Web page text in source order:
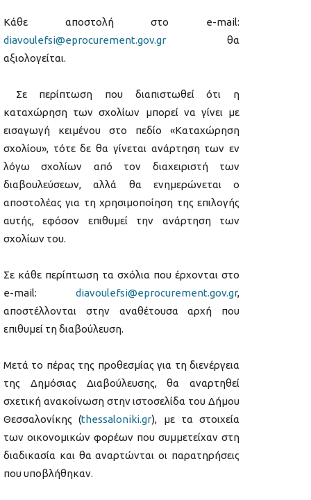
Κάθε αποστολή στο e-mail:
diavoulefsi@eprocurement.gov.gr θα
αξιολογείται.
Σε περίπτωση που διαπιστωθεί ότι η
καταχώρηση των σχολίων μπορεί να γίνει με
εισαγωγή κειμένου στο πεδίο «Καταχώρηση
σχολίου», τότε δε θα γίνεται ανάρτηση των εν
λόγω σχολίων από τον διαχειριστή των
διαβουλεύσεων, αλλά θα ενημερώνεται ο
αποστολέας για τη χρησιμοποίηση της επιλογής
αυτής, εφόσον επιθυμεί την ανάρτηση των
σχολίων του.
Σε κάθε περίπτωση τα σχόλια που έρχονται στο
e-mail: diavoulefsi@eprocurement.gov.gr,
αποστέλλονται στην αναθέτουσα αρχή που
επιθυμεί τη διαβούλευση.
Μετά το πέρας της προθεσμίας για τη διενέργεια
της Δημόσιας Διαβούλευσης, θα αναρτηθεί
σχετική ανακοίνωση στην ιστοσελίδα του Δήμου
Θεσσαλονίκης (thessaloniki.gr), με τα στοιχεία
των οικονομικών φορέων που συμμετείχαν στη
διαδικασία και θα αναρτώνται οι παρατηρήσεις
που υποβλήθηκαν.